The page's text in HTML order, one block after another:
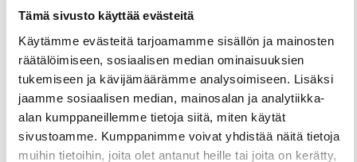
Tämä sivusto käyttää evästeitä
Käytämme evästeitä tarjoamamme sisällön ja mainosten
räätälöimiseen, sosiaalisen median ominaisuuksien
tukemiseen ja kävijämäärämme analysoimiseen. Lisäksi
jaamme sosiaalisen median, mainosalan ja analytiikka-
alan kumppaneillemme tietoja siitä, miten käytät
sivustoamme. Kumppanimme voivat yhdistää näitä tietoja
muihin tietoihin, joita olet antanut heille tai joita on kerätty,
Tervetuloa viihtymään! Meillä keilaaminen ei ole
tosikkojen harrastus, vaan iloista yhdessäoloa
kaikenikäisille.
Olitpa sitten taitava keilaaja tai vasta-alkaja, meillä